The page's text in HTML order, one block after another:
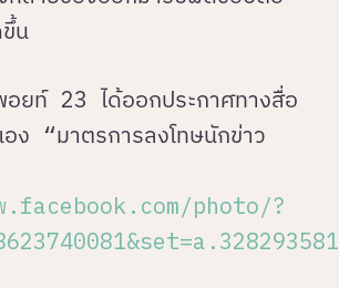
น
อยท์ 23 ได้ออกประกาศทางสื่อ
อง “มาตรการลงโทษนักข่าว
photo/?